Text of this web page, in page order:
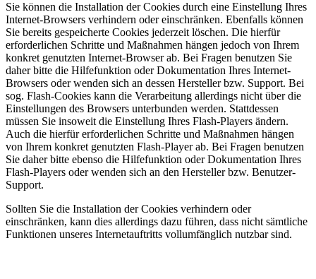
Sie können die Installation der Cookies durch eine Einstellung Ihres
Internet-Browsers verhindern oder einschränken. Ebenfalls können
Sie bereits gespeicherte Cookies jederzeit löschen. Die hierfür
erforderlichen Schritte und Maßnahmen hängen jedoch von Ihrem
konkret genutzten Internet-Browser ab. Bei Fragen benutzen Sie
daher bitte die Hilfefunktion oder Dokumentation Ihres Internet-
Browsers oder wenden sich an dessen Hersteller bzw. Support. Bei
sog. Flash-Cookies kann die Verarbeitung allerdings nicht über die
Einstellungen des Browsers unterbunden werden. Stattdessen
müssen Sie insoweit die Einstellung Ihres Flash-Players ändern.
Auch die hierfür erforderlichen Schritte und Maßnahmen hängen
von Ihrem konkret genutzten Flash-Player ab. Bei Fragen benutzen
Sie daher bitte ebenso die Hilfefunktion oder Dokumentation Ihres
Flash-Players oder wenden sich an den Hersteller bzw. Benutzer-
Support.
Sollten Sie die Installation der Cookies verhindern oder
einschränken, kann dies allerdings dazu führen, dass nicht sämtliche
Funktionen unseres Internetauftritts vollumfänglich nutzbar sind.